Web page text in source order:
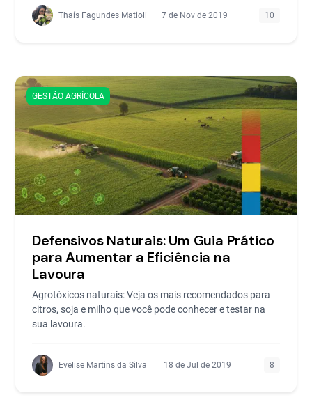
Thaís Fagundes Matioli 7 de Nov de 2019 10
GESTÃO AGRÍCOLA
Defensivos Naturais: Um Guia Prático
para Aumentar a Eficiência na
Lavoura
Agrotóxicos naturais: Veja os mais recomendados para
citros, soja e milho que você pode conhecer e testar na
sua lavoura.
Evelise Martins da Silva 18 de Jul de 2019 8